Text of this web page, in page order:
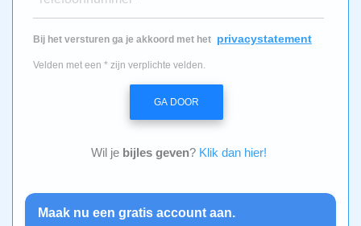
Bij het versturen ga je akkoord met het privacystatement
Velden met een * zijn verplichte velden.
GA DOOR
Wil je bijles geven? Klik dan hier!
Maak nu een gratis account aan.